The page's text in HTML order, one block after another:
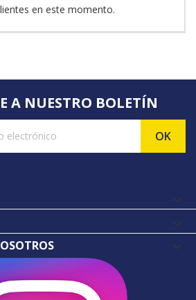
en este momento.
A NUESTRO BOLETÍN

